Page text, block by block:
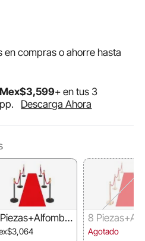
en compras o ahorre hasta
Mex$3,599+ en tus 3
Descarga Ahora
8
a
Agotado